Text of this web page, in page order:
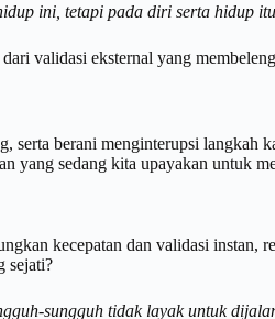
ini, tetapi pada diri serta hidup
validasi eksternal yang
berani menginterupsi
yang sedang kita upayakan untuk
kecepatan dan validasi
sejati?
sungguh tidak layak untuk